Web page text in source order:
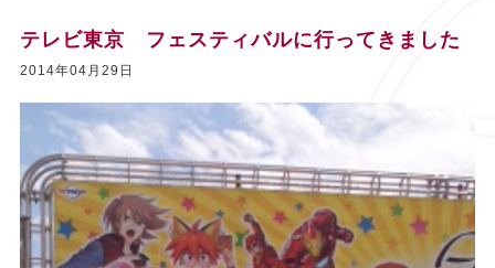
テレビ東京 フェスティバルに行ってきました
2014年04月29日